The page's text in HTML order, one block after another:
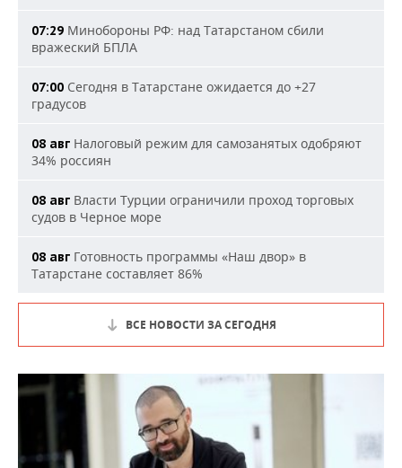
07:29 Минобороны РФ: над Татарстаном сбили
вражеский БПЛА
07:00 Сегодня в Татарстане ожидается до +27
градусов
08 авг Налоговый режим для самозанятых одобряют
34% россиян
08 авг Власти Турции ограничили проход торговых
судов в Черное море
08 авг Готовность программы «Наш двор» в
Татарстане составляет 86%
ВСЕ НОВОСТИ ЗА СЕГОДНЯ